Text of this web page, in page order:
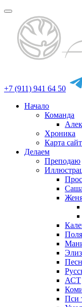
+7 (911) 941 64 50
Начало
Команда
Хроника
Карта
Делаем
Преподаю
АСТ
Пси